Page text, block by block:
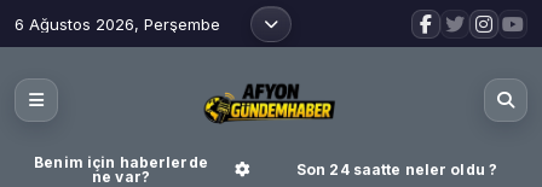
6 Ağustos 2026, Perşembe
Benim için haberlerde
ne var?
Son 24 saatte neler oldu ?